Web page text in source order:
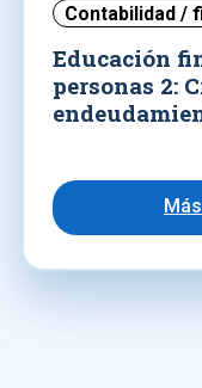
Contabilidad /
Educación
personas 2: